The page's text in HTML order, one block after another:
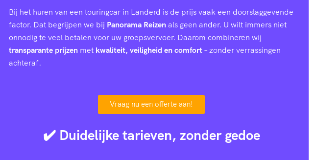
Bij het huren van een touringcar in Landerd is de prijs vaak een doorslaggevende
factor. Dat begrijpen we bij Panorama Reizenals geen ander. U wilt immers niet
onnodig te veel betalen voor uw groepsvervoer. Daarom combineren wij
transparante prijzen met kwaliteit, veiligheid en comfort– zonder verrassingen
achteraf.
Vraag nu een offerte aan!
✔️ Duidelijke tarieven, zonder gedoe